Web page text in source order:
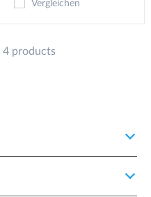
Vergleichen
4 products